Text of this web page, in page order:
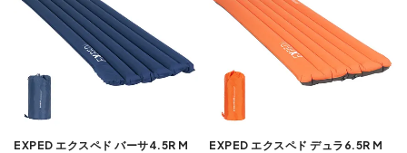
EXPED エクスペド バーサ4.5R M
EXPED エクスペド デュラ6.5R M